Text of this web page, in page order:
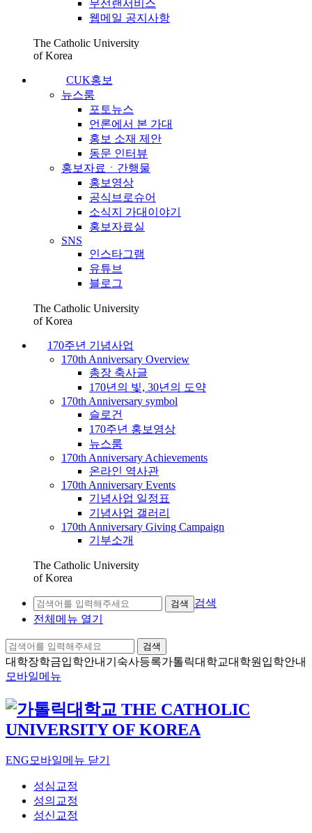
무선랜서비스
웹메일 공지사항
The Catholic University
of Korea
CUK홍보
뉴스룸
포토뉴스
언론에서 본 가대
홍보 소재 제안
동문 인터뷰
홍보자료ㆍ간행물
홍보영상
공식브로슈어
소식지 가대이야기
홍보자료실
SNS
인스타그램
유튜브
블로그
The Catholic University
of Korea
170주년 기념사업
170th Anniversary Overview
총장 축사글
170년의 빛, 30년의 도약
170th Anniversary symbol
슬로건
170주년 홍보영상
뉴스룸
170th Anniversary Achievements
온라인 역사관
170th Anniversary Events
기념사업 일정표
기념사업 갤러리
170th Anniversary Giving Campaign
기부소개
The Catholic University
of Korea
검색
검색
전체메뉴 열기
검색
대학장학금입학안내 기숙사등록가톨릭대학교대학원입학안내
모바일메뉴
ENG 모바일메뉴 닫기
성심교정
성의교정
성신교정